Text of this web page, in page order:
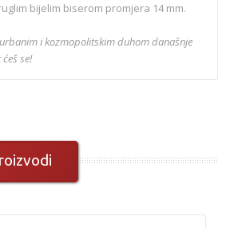
bijelim biserom promjera 14 mm.
i kozmopolitskim duhom današnje
se!